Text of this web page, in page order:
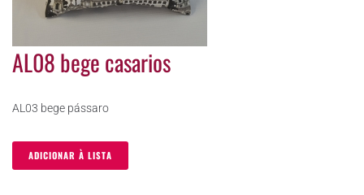
AL08 bege casarios
AL03 bege pássaro
ADICIONAR À LISTA